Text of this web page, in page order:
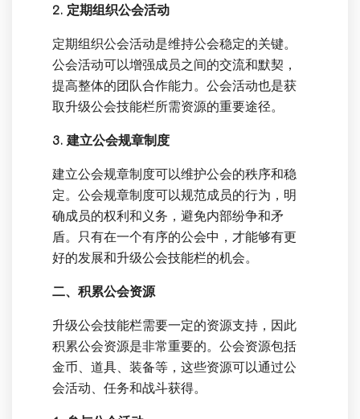
2. 定期组织公会活动
定期组织公会活动是维持公会稳定的关键。
公会活动可以增强成员之间的交流和默契，
提高整体的团队合作能力。公会活动也是获
取升级公会技能栏所需资源的重要途径。
3. 建立公会规章制度
建立公会规章制度可以维护公会的秩序和稳
定。公会规章制度可以规范成员的行为，明
确成员的权利和义务，避免内部纷争和矛
盾。只有在一个有序的公会中，才能够有更
好的发展和升级公会技能栏的机会。
二、积累公会资源
升级公会技能栏需要一定的资源支持，因此
积累公会资源是非常重要的。公会资源包括
金币、道具、装备等，这些资源可以通过公
会活动、任务和战斗获得。